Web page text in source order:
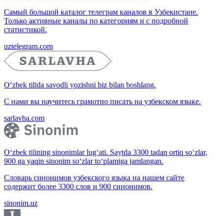
Самый большой каталог телеграм каналов в Узбекистане.
Только активные каналы по категориям и с подробной
статистикой.
uztelegram.com
O‘zbek tilida savodli yozishni biz bilan boshlang.
С нами вы научитесь грамотно писать на узбекском языке.
sarlavha.com
O‘zbek tilining sinonimlar lug‘ati. Saytda 3300 tadan ortiq so‘zlar,
900 ga yaqin sinonim so‘zlar to‘plamiga jamlangan.
Словарь синонимов узбекского языка на нашем сайте
содержит более 3300 слов и 900 синонимов.
sinonim.uz